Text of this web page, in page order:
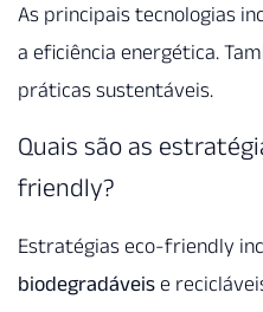
As principais tecnologias
a eficiência energética.
práticas sustentáveis.
Quais são as
friendly?
Estratégias eco-friendly
biodegradáveis e